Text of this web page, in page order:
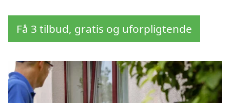
Få 3 tilbud, gratis og uforpligtende